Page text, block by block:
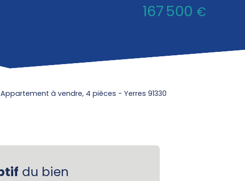
167 500 €
Appartement à vendre, 4 pièces - Yerres 91330
du bien